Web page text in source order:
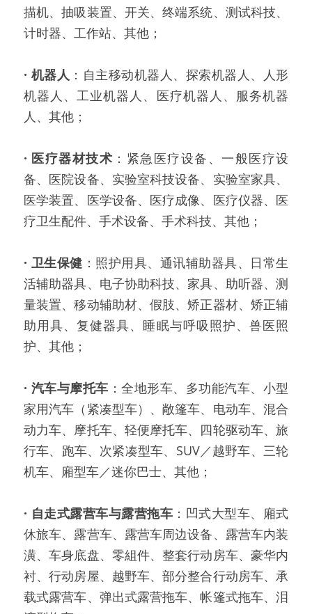
描机、抽吸装置、开关、终端系统、测试科技、
计时器、工作站、其他；
· 机器人 ：自主移动机器人、探索机器人、人形
机器人、工业机器人、医疗机器人、服务机器
人、其他；
· 医疗器材技术 ：紧急医疗设备、一般医疗设
备、医院设备、实验室科技设备、实验室家具、
医学装置、医学设备、医疗成像、医疗仪器、医
疗卫生配件、手术设备、手术科技、其他；
· 卫生保健 ：照护用具、通讯辅助器具、日常生
活辅助器具、电子协助科技、家具、助听器、测
量装置、移动辅助材、假肢、矫正器材、矫正辅
助用具、复健器具、睡眠与呼吸照护、兽医照
护、其他；
· 汽车与摩托车 ：全地形车、多功能汽车、小型
家用汽车（紧凑型车）、敞篷车、电动车、混合
动力车、摩托车、轻便摩托车、四轮驱动车、旅
行车、跑车、次紧凑型车、SUV／越野车、三轮
机车、廂型车／迷你巴士、其他；
· 自走式露营车与露营拖车 ：凹式大型车、廂式
休旅车、露营车、露营车周边设备、露营车内装
潢、车身底盘、零組件、整套行动房车、豪华内
衬、行动房屋、越野车、部分整合行动房车、承
载式露营车、弹出式露营拖车、帐篷式拖车、泪